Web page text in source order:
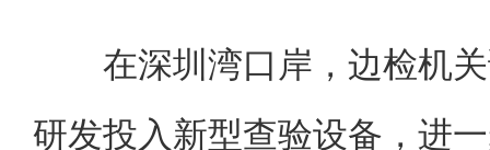
在深圳湾口岸，边检机关
研发投入新型查验设备，进